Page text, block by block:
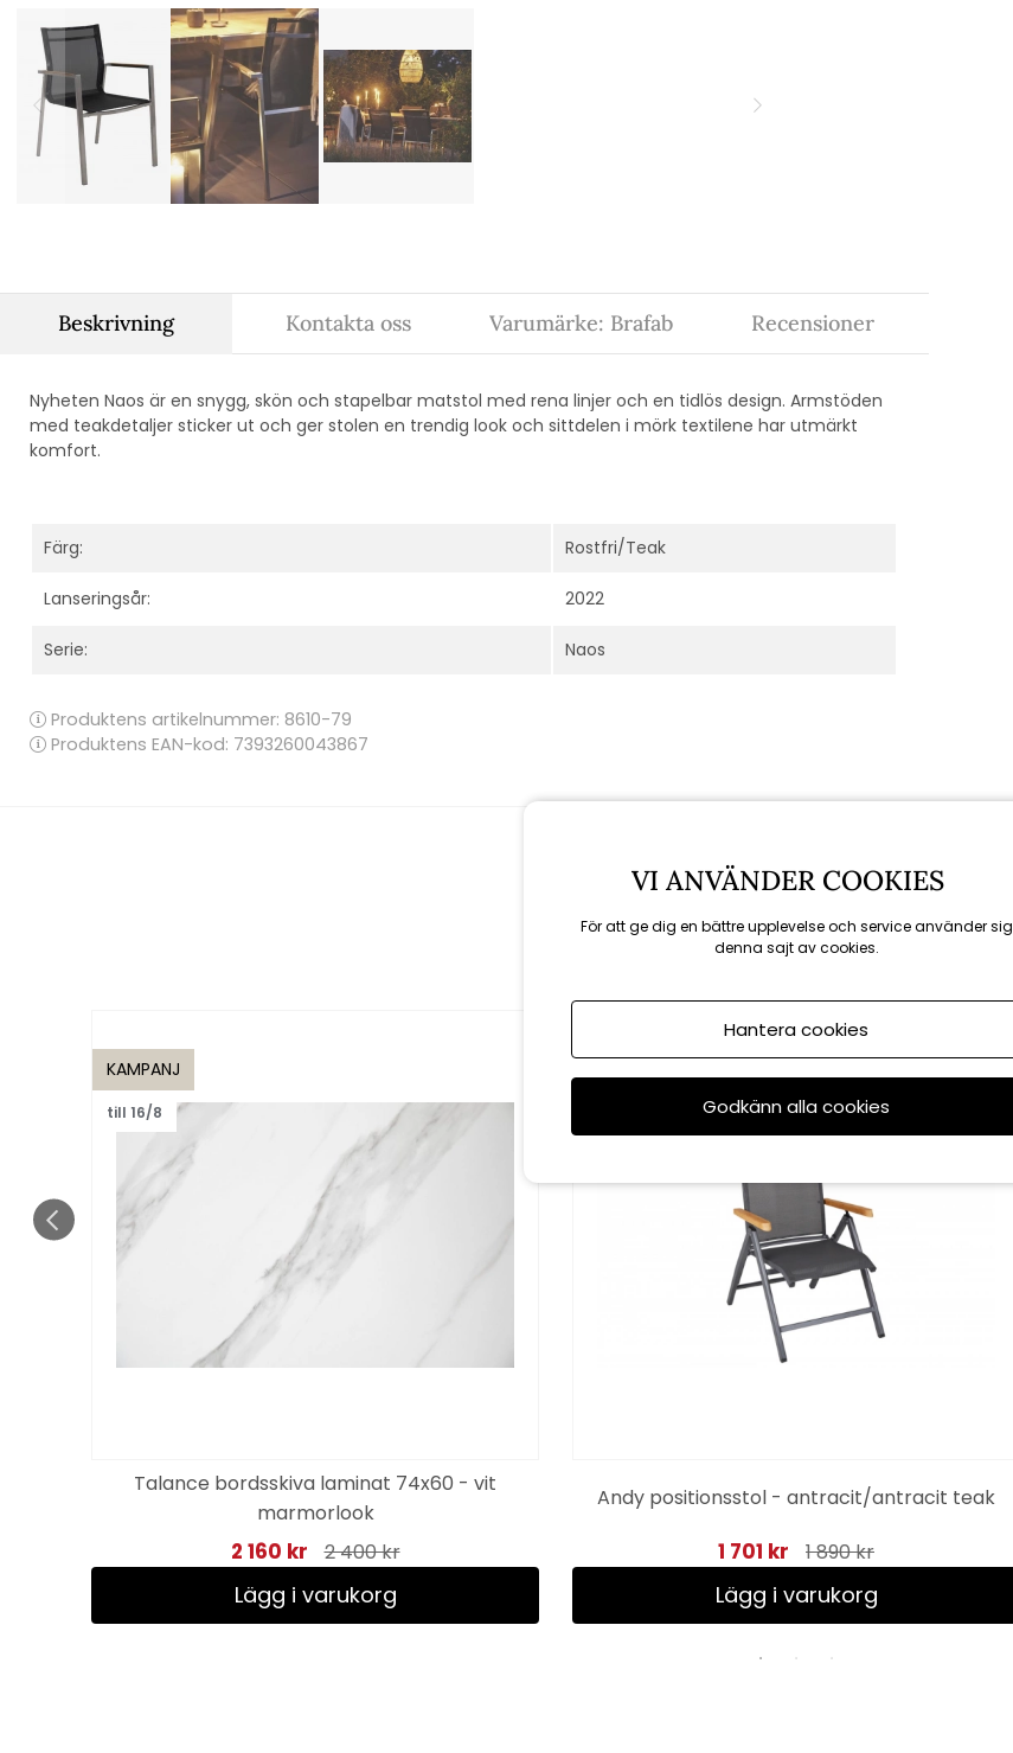
Beskrivning
Nyheten Naos är en snygg, skön och stapelbar matstol med rena linjer och en tidlös design. Armstöden
med teakdetaljer sticker ut och ger stolen en trendig look och sittdelen i mörk textilene har utmärkt
komfort.
Färg: Rostfri/Teak
Lanseringsår: 2022
Serie: Naos
Produktens artikelnummer: 8610-79
Produktens EAN-kod: 7393260043867
Kontakta oss Varumärke: Brafab Recensioner
Rekommenderade tillbehör
KAMPANJ
till 16/8
Talance bordsskiva laminat 74x60 - vit
marmorlook
2 160 kr 2 400 kr
Lägg i varukorg
Andy positionsstol - antracit/antracit teak
1 701 kr 1 890 kr
Lägg i varukorg
VI ANVÄNDER COOKIES
För att ge dig en bättre upplevelse och service använder sig
denna sajt av cookies.
Hantera cookies
Godkänn alla cookies